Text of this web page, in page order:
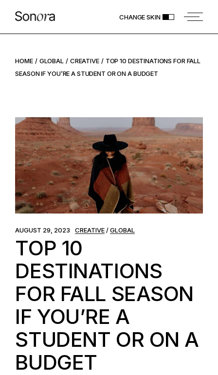
CHANGE SKIN
HOME GLOBAL CREATIVE
TOP 10 DESTINATIONS FOR FALL
SEASON IF YOU’RE A STUDENT OR ON A BUDGET
AUGUST 29, 2023 CREATIVE GLOBAL
TOP 10
DESTINATIONS
FOR FALL SEASON
IF YOU’RE A
STUDENT OR ON A
BUDGET